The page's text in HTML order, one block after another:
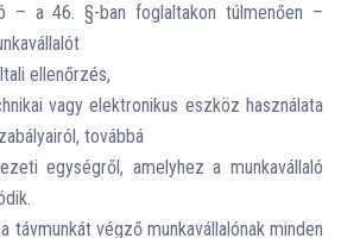
– a 46. §-ban foglaltakon túlmenően –
ellenőrzés,
vagy elektronikus eszköz használata
továbbá
egységről, amelyhez a munkavállaló
távmunkát végző munkavállalónak minden